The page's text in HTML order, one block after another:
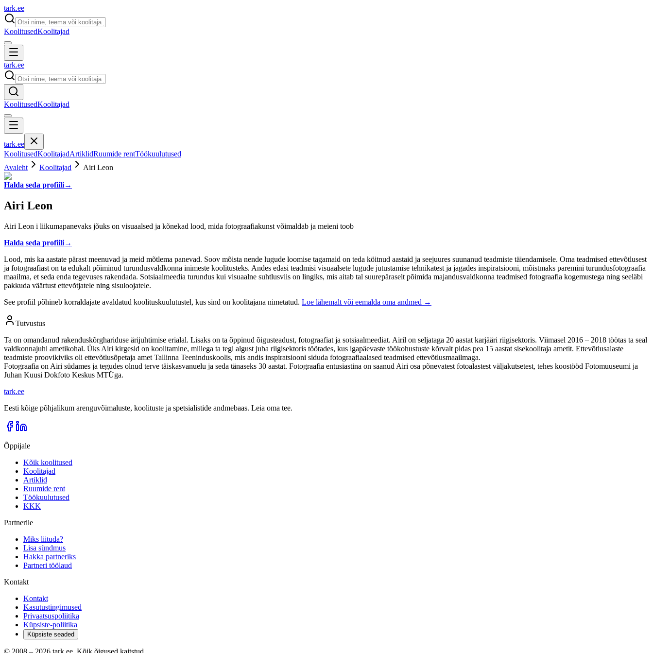
tark.ee
KoolitusedKoolitajad
tark.ee
KoolitusedKoolitajad
tark.ee
KoolitusedKoolitajadArtiklidRuumide rentTöökuulutused
Avaleht
Koolitajad Airi Leon
Halda seda profiili→
Airi Leon
Airi Leon i liikumapanevaks jõuks on visuaalsed ja kõnekad lood, mida fotograafiakunst võimaldab ja meieni toob
Halda seda profiili→
Lood, mis ka aastate pärast meenuvad ja meid mõtlema panevad. Soov mõista nende lugude loomise tagamaid on teda köitnud aastaid ja seejuures suunanud teadmiste täiendamisele. Oma teadmised ettevõtlusest
ja fotograafiast on ta edukalt põiminud turundusvaldkonna inimeste koolitusteks. Andes edasi teadmisi visuaalsete lugude jutustamise tehnikatest ja jagades inspiratsiooni, mõistmaks paremini turundusfotograafia
maailma, et seda enda tegevuses rakendada. Sotsiaalmeedia turundus kui visuaalne suhtlusviis on lingiks, mis aitab tal suurepäraselt põimida majandusvaldkonna teadmised fotograafia kogemustega ning seeläbi
pakkuda väärtust ettevõtjatele ning sisuloojatele.
See profiil põhineb korraldajate avaldatud koolituskuulutustel, kus sind on koolitajana nimetatud. Loe lähemalt või eemalda oma andmed →
Tutvustus
Ta on omandanud rakenduskõrghariduse ärijuhtimise erialal. Lisaks on ta õppinud õigusteadust, fotograafiat ja sotsiaalmeediat. Airil on seljataga 20 aastat karjääri riigisektoris. Viimasel 2016 – 2018 töötas ta seal
valdkonnajuhi ametikohal. Üks Airi kirgesid on koolitamine, millega ta tegi algust juba riigisektoris töötades, kus igapäevaste töökohustuste kõrvalt pidas pea 15 aastat sisekoolitaja ametit. Ettevõtlusalaste
teadmiste proovikiviks oli ettevõtlusõpetaja amet Tallinna Teeninduskoolis, mis andis inspiratsiooni siduda fotograafiaalased teadmised ettevõtlusmaailmaga.
Fotograafia on Airi südames ja tegudes olnud terve täiskasvanuelu ja seda tänaseks 30 aastat. Fotograafia entusiastina on saanud Airi osa põnevatest fotoalastest väljakutsetest, tehes koostööd Fotomuuseumi ja
Juhan Kuusi Dokfoto Keskus MTÜga.
tark.ee
Eesti kõige põhjalikum arenguvõimaluste, koolituste ja spetsialistide andmebaas. Leia oma tee.
Õppijale
Kõik koolitused
Koolitajad
Artiklid
Ruumide rent
Töökuulutused
KKK
Partnerile
Miks liituda?
Lisa sündmus
Hakka partneriks
Partneri töölaud
Kontakt
Kontakt
Kasutustingimused
Privaatsuspoliitika
Küpsiste-poliitika
Küpsiste seaded
© 2008 – 2026 tark.ee. Kõik õigused kaitstud.